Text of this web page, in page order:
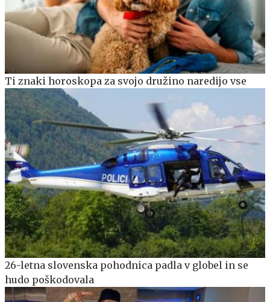
Ti znaki horoskopa za svojo družino naredijo vse
26-letna slovenska pohodnica padla v globel in se
hudo poškodovala